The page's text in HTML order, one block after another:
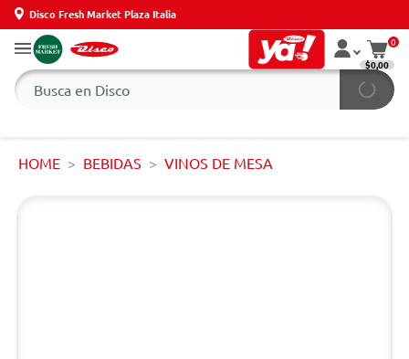
Disco Fresh Market Plaza Italia
0
$0,00
HOME BEBIDAS VINOS DE MESA